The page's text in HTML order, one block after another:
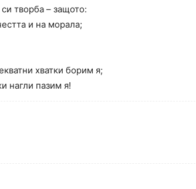
творба – защото:
и на морала;
хватки борим я;
нагли пазим я!